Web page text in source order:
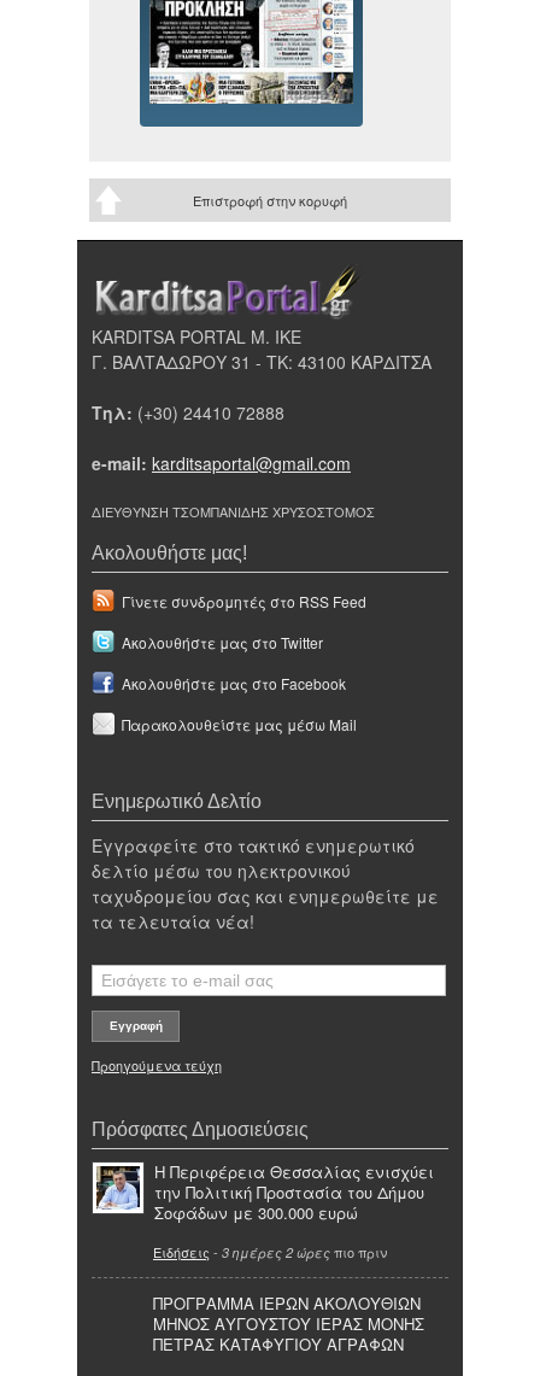
Επιστροφή στην κορυφή
KARDITSA PORTAL Μ. ΙΚΕ
Γ. ΒΑΛΤΑΔΩΡΟΥ 31 - ΤΚ: 43100 ΚΑΡΔΙΤΣΑ
Τηλ: (+30) 24410 72888
e-mail: karditsaportal@gmail.com
ΔΙΕΥΘΥΝΣΗ ΤΣΟΜΠΑΝΙΔΗΣ ΧΡΥΣΟΣΤΟΜΟΣ
Ακολουθήστε μας!
Γίνετε συνδρομητές στο RSS Feed
Ακολουθήστε μας στο Twitter
Ακολουθήστε μας στο Facebook
Παρακολουθείστε μας μέσω Mail
Ενημερωτικό Δελτίο
Εγγραφείτε στο τακτικό ενημερωτικό
δελτίο μέσω του ηλεκτρονικού
ταχυδρομείου σας και ενημερωθείτε με
τα τελευταία νέα!
Προηγούμενα τεύχη
Πρόσφατες Δημοσιεύσεις
Η Περιφέρεια Θεσσαλίας ενισχύει
την Πολιτική Προστασία του Δήμου
Σοφάδων με 300.000 ευρώ
Ειδήσεις - 3 ημέρες 2 ώρες πιο πριν
ΠΡΟΓΡΑΜΜΑ ΙΕΡΩΝ ΑΚΟΛΟΥΘΙΩΝ
ΜΗΝΟΣ ΑΥΓΟΥΣΤΟΥ ΙΕΡΑΣ ΜΟΝΗΣ
ΠΕΤΡΑΣ ΚΑΤΑΦΥΓΙΟΥ ΑΓΡΑΦΩΝ